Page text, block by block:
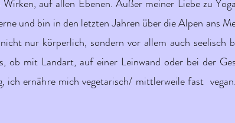
auf allen Ebenen. Außer meiner Liebe zu
und bin in den letzten Jahren über die Alpen ans
nur körperlich, sondern vor allem auch seelisch
ob mit Landart, auf einer Leinwand oder bei der
ernähre mich vegetarisch/ mittlerweile fast